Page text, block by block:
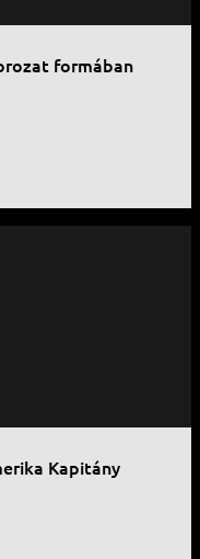
formában
Kapitány